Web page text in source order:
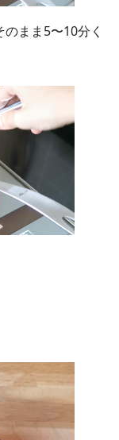
まま5〜10分く